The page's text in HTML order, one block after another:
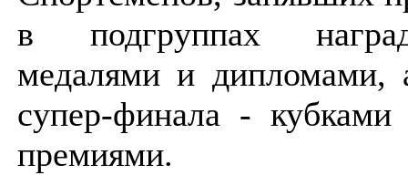
в подгруппах
медалями и дипломами,
супер-финала -
премиями.